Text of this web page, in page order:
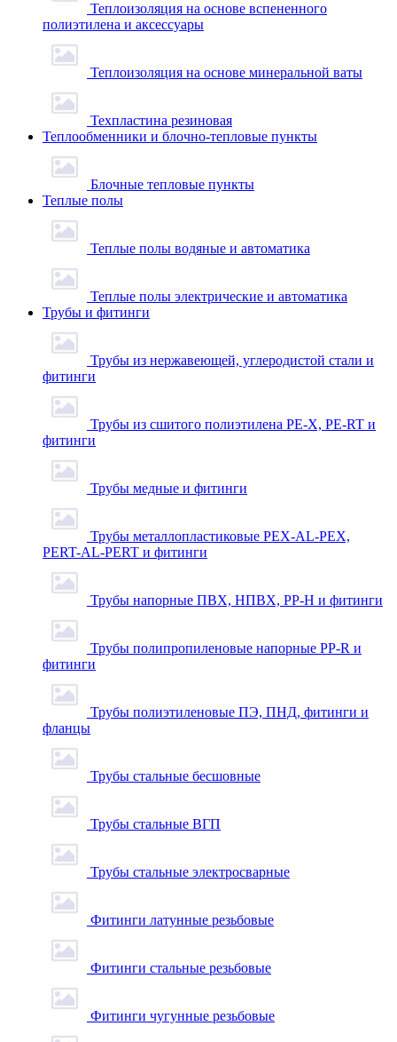
Теплоизоляция на основе вспененного
полиэтилена и аксессуары
Теплоизоляция на основе минеральной ваты
Техпластина резиновая
Теплообменники и блочно-тепловые пункты
Блочные тепловые пункты
Теплые полы
Теплые полы водяные и автоматика
Теплые полы электрические и автоматика
Трубы и фитинги
Трубы из нержавеющей, углеродистой стали и
фитинги
Трубы из сшитого полиэтилена PE-X, PE-RT и
фитинги
Трубы медные и фитинги
Трубы металлопластиковые PEX-AL-PEX,
PERT-AL-PERT и фитинги
Трубы напорные ПВХ, НПВХ, PP-H и фитинги
Трубы полипропиленовые напорные PP-R и
фитинги
Трубы полиэтиленовые ПЭ, ПНД, фитинги и
фланцы
Трубы стальные бесшовные
Трубы стальные ВГП
Трубы стальные электросварные
Фитинги латунные резьбовые
Фитинги стальные резьбовые
Фитинги чугунные резьбовые